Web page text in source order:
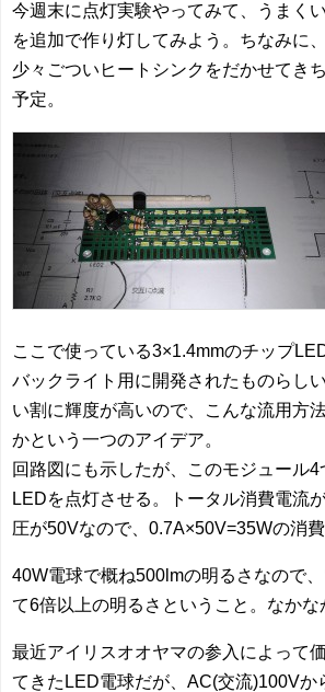
今週末に点灯実験やってみて、うまく
を追加で作り灯してみよう。ちなみに
少々ごついヒートシンクをだかせてき
予定。
ここで使っている3×1.4mmのチップ
バックライト用に開発されたものらし
い割に輝度が高いので、こんな流用方
かという一つのアイデア。
回路図にも示したが、このモジュール
LEDを点灯させる。トータル消費電流
圧が50Vなので、0.7A×50V=35Wの消費
40W電球で概ね500lmの明るさなので
て6倍以上の明るさということ。なかな
最近アイリスオオヤマの参入によって
てきたLED電球だが、AC(交流)100Vか